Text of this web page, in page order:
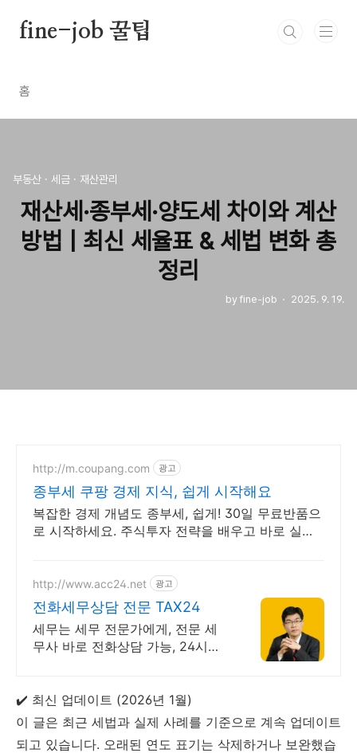
fine-job 꿀팁
홈
부동산 · 세금 · 재산관리
재산세·종부세·양도세 차이와 계산
방법 | 최신 세율표 & 세법 변화 총
정리
by fine-job 2025. 9. 19.
http://m.coupang.com 광고
종부세 쿠팡 경제 지식, 쉽게 시작해요
복잡한 경제 개념도 종부세, 쉽게! 30일 무료반품으
로 시작하세요. 주식투자 전략을 배우고 바로 실천!
http://www.acc24.net 광고
전화세무상담 전문 TAX24
세무는 세무 전문가에게, 전문 세
무사 바로 전화상담 가능, 24시간
✔️ 최신 업데이트 (2026년 1월)
이 글은 최근 세법과 실제 사례를 기준으로 계속 업데이트
되고 있습니다. 오래된 연도 표기는 삭제하거나 보완했습